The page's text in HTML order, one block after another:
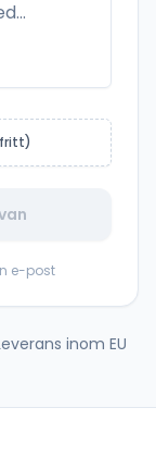
e-post
inom EU